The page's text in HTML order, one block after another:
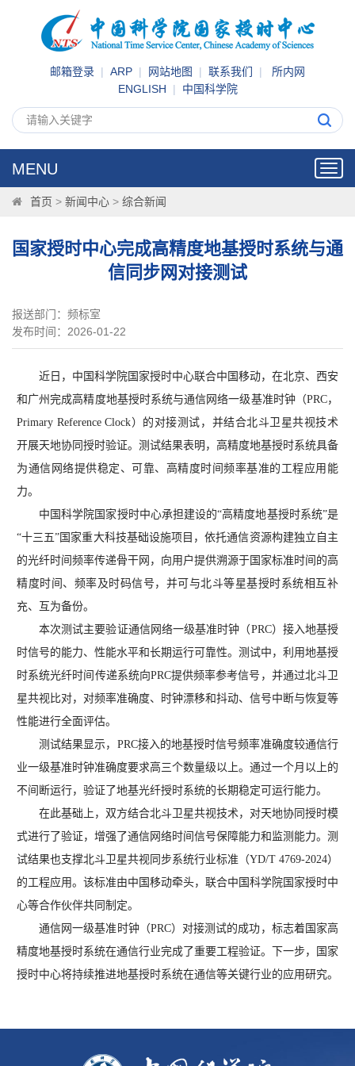
邮箱登录 | ARP | 网站地图 | 联系我们 | 所内网
ENGLISH | 中国科学院
MENU
首页 > 新闻中心 > 综合新闻
国家授时中心完成高精度地基授时系统与通
信同步网对接测试
报送部门：频标室
发布时间：2026-01-22
近日，中国科学院国家授时中心联合中国移动，在北京、西安
和广州完成高精度地基授时系统与通信网络一级基准时钟（PRC，
Primary Reference Clock） 的对接测试，并结合北斗卫星共视技术
开展天地协同授时验证。测试结果表明，高精度地基授时系统具备
为通信网络提供稳定、可靠、高精度时间频率基准的工程应用能
力。
中国科学院国家授时中心承担建设的“高精度地基授时系统”是
“十三五”国家重大科技基础设施项目，依托通信资源构建独立自主
的光纤时间频率传递骨干网，向用户提供溯源于国家标准时间的高
精度时间、频率及时码信号，并可与北斗等星基授时系统相互补
充、互为备份。
本次测试主要验证通信网络一级基准时钟 （PRC） 接入地基授
时信号的能力、性能水平和长期运行可靠性。测试中，利用地基授
时系统光纤时间传递系统向PRC提供频率参考信号，并通过北斗卫
星共视比对，对频率准确度、时钟漂移和抖动、信号中断与恢复等
性能进行全面评估。
测试结果显示，PRC接入的地基授时信号频率准确度较通信行
业一级基准时钟准确度要求高三个数量级以上。通过一个月以上的
不间断运行，验证了地基光纤授时系统的长期稳定可运行能力。
在此基础上，双方结合北斗卫星共视技术，对天地协同授时模
式进行了验证，增强了通信网络时间信号保障能力和监测能力。测
试结果也支撑北斗卫星共视同步系统行业标准 （YD/T 4769-2024）
的工程应用。该标准由中国移动牵头，联合中国科学院国家授时中
心等合作伙伴共同制定。
通信网一级基准时钟（PRC） 对接测试的成功，标志着国家高
精度地基授时系统在通信行业完成了重要工程验证。下一步，国家
授时中心将持续推进地基授时系统在通信等关键行业的应用研究。